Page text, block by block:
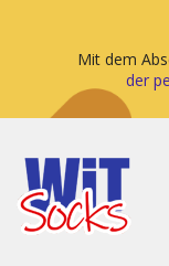
Mit dem
der